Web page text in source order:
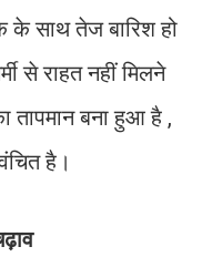
के साथ तेज बारिश हो
से राहत नहीं मिलने
बना हुआ है ,
है।